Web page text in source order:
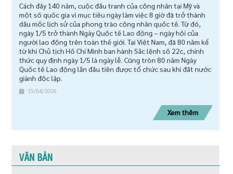
Cách đây 140 năm, cuộc đấu tranh của công nhân tại Mỹ và
một số quốc gia vì mục tiêu ngày làm việc 8 giờ đã trở thành
dấu mốc lịch sử của phong trào công nhân quốc tế. Từ đó,
ngày 1/5 trở thành Ngày Quốc tế Lao động – ngày hội của
người lao động trên toàn thế giới. Tại Việt Nam, đã 80 năm kể
từ khi Chủ tịch Hồ Chí Minh ban hành Sắc lệnh số 22c, chính
thức quy định ngày 1/5 là ngày lễ. Cũng tròn 80 năm Ngày
Quốc tế Lao động lần đầu tiên được tổ chức sau khi đất nước
giành độc lập.
15/04/2026
Xem thêm
VĂN BẢN